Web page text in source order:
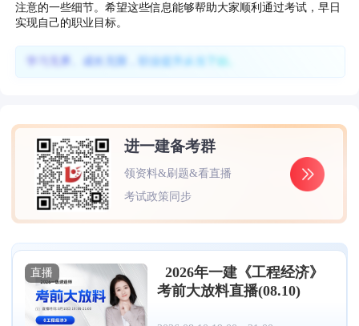
注意的一些细节。希望这些信息能够帮助大家顺利通过考试，早日
实现自己的职业目标。
学习无界、成长无限，职业提升从当下始。
进一建备考群
领资料&刷题&看直播
考试政策同步
直播
2026年一建《工程经济》
考前大放料直播(08.10)